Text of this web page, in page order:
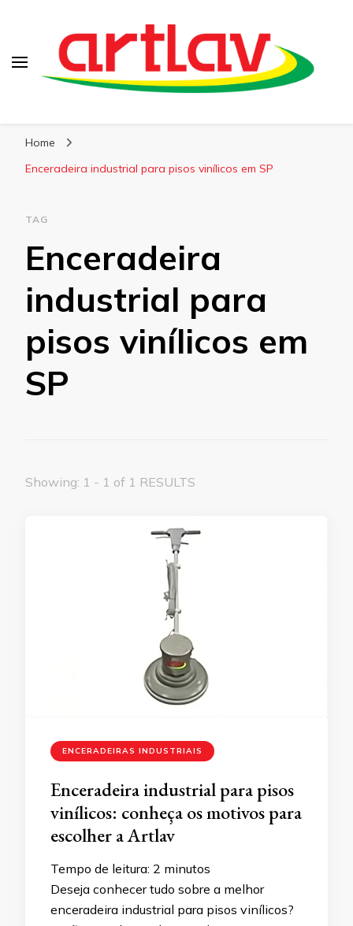
Home
Enceradeira industrial para pisos vinílicos em SP
TAG
Enceradeira
industrial para
pisos vinílicos em
SP
Showing: 1 - 1 of 1 RESULTS
ENCERADEIRAS INDUSTRIAIS
Enceradeira industrial para pisos
vinílicos: conheça os motivos para
escolher a Artlav
Tempo de leitura: 2 minutos
Deseja conhecer tudo sobre a melhor
enceradeira industrial para pisos vinílicos?